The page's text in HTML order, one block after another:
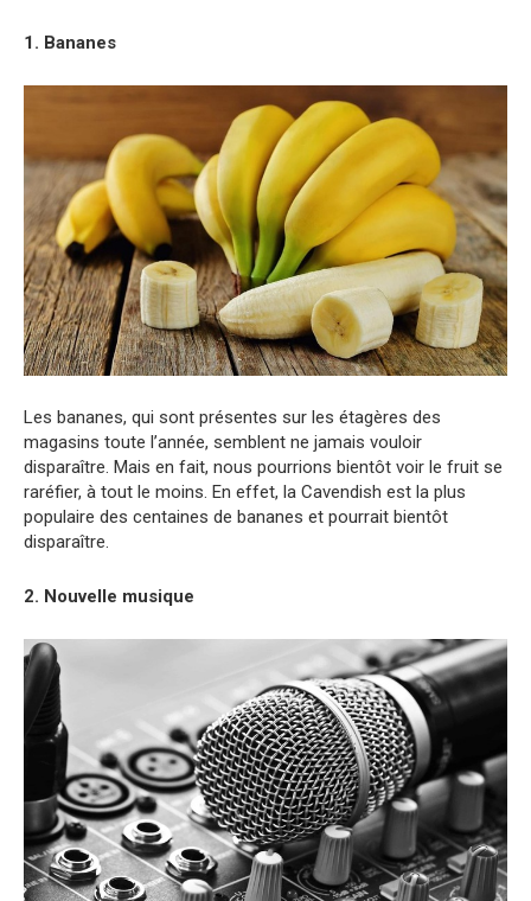
1. Bananes
Les bananes, qui sont présentes sur les étagères des
magasins toute l’année, semblent ne jamais vouloir
disparaître. Mais en fait, nous pourrions bientôt voir le fruit se
raréfier, à tout le moins. En effet, la Cavendish est la plus
populaire des centaines de bananes et pourrait bientôt
disparaître.
2. Nouvelle musique